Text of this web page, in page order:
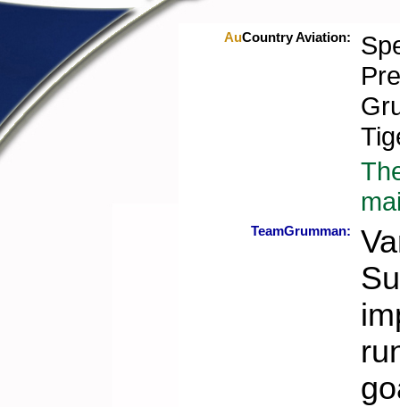
AuCountry Aviation:
TeamGrumman: